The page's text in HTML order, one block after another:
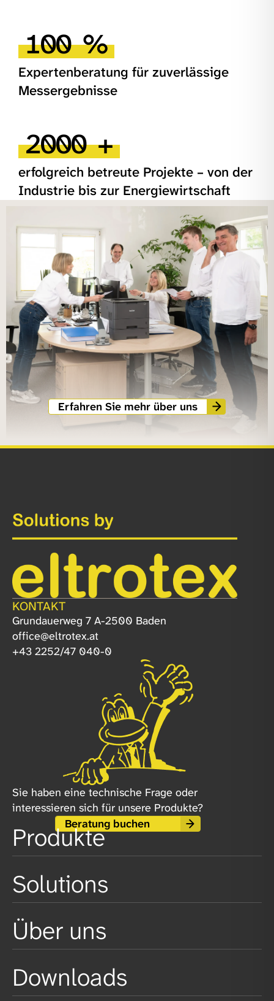
100 %
Expertenberatung für zuverlässige
Messergebnisse
2000 +
erfolgreich betreute Projekte – von der
Industrie bis zur Energiewirtschaft
Erfahren Sie mehr über uns
KONTAKT
Grundauerweg 7 A-2500 Baden
office@eltrotex.at
+43 2252/47 040-0
Sie haben eine technische Frage oder
interessieren sich für unsere Produkte?
Beratung buchen
Produkte
Solutions
Über uns
Downloads